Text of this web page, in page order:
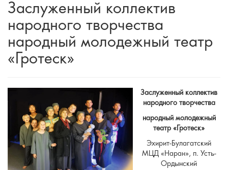
Заслуженный коллектив
народного творчества
народный молодежный театр
«Гротеск»
Заслуженный коллектив
народного творчества
народный молодежный
театр «Гротеск»
Эхирит-Булагатский
МЦД «Наран», п. Усть-
Ордынский